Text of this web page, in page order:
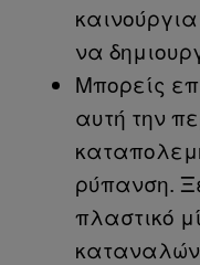
να
Μπορείς
αυτή την
ρύπανση.
πλαστικό